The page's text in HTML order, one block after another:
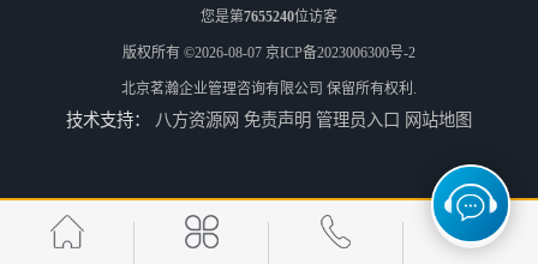
材料攻略 注册北京消防协会资质的资料 全国都可以 北京消防协会会员证申请手续
您是第7655240位访客
版权所有 ©2026-08-07 京ICP备2023006300号-2
北京茗瀚企业管理咨询有限公司 保留所有权利.
技术支持： 八方资源网 免责声明 管理员入口 网站地图